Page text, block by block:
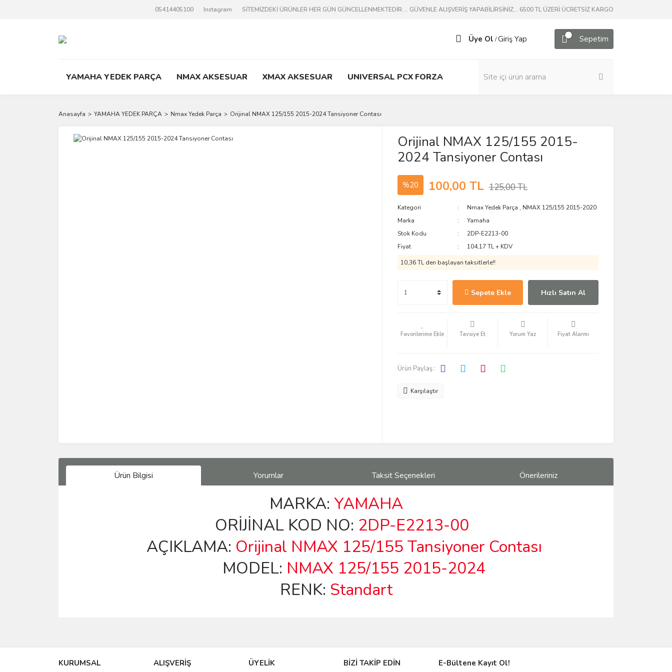
05414405100 Instagram SİTEMİZDEKİ ÜRÜNLER HER GÜN GÜNCELLENMEKTEDİR.... GÜVENLE ALIŞVERİŞ YAPABİLİRSİNİZ... 6500 TL ÜZERİ ÜCRETSİZ KARGO
Üye Ol /Giriş Yap Sepetim
YAMAHA YEDEK PARÇA NMAX AKSESUAR XMAX AKSESUAR UNIVERSAL PCX FORZA
Anasayfa YAMAHA YEDEK PARÇA Nmax Yedek Parça Orijinal NMAX 125/155 2015-2024 Tansiyoner Contası
Orijinal NMAX 125/155 2015-
2024 Tansiyoner Contası
%20 100,00 TL 125,00 TL
Kategori Nmax Yedek Parça , NMAX 125/155 2015-2020
Marka
Yamaha
Stok Kodu
2DP-E2213-00
Fiyat
104,17 TL + KDV
10,36 TL den başlayan taksitlerle!!
Sepete Ekle Hızlı Satın Al
Tavsiye Et Yorum Yaz Fiyat Alarmı
Ürün Paylaş :
Karşılaştır
Ürün Bilgisi Yorumlar Taksit Seçenekleri Önerileriniz
MARKA: YAMAHA
ORİJİNAL KOD NO: 2DP-E2213-00
AÇIKLAMA: Orijinal NMAX 125/155 Tansiyoner Contası
MODEL: NMAX 125/155 2015-2024
RENK: Standart
Ürün resmi kalitesiz, bozuk veya görüntülenemiyor.
KURUMSAL ALIŞVERİŞ ÜYELİK BİZİ TAKİP EDİN E-Bültene Kayıt Ol!